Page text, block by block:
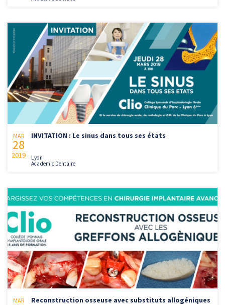
MAR
28
2019
INVITATION : Le sinus dans tous ses états
Lyon
Academic Dentaire
MAR Reconstruction osseuse avec substituts allogéniques